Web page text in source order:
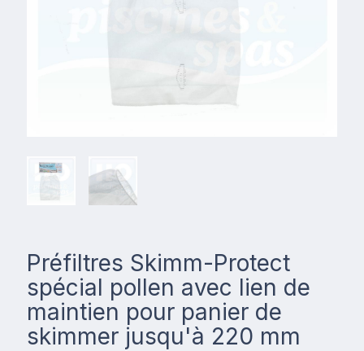
Préfiltres Skimm-Protect
spécial pollen avec lien de
maintien pour panier de
skimmer jusqu'à 220 mm